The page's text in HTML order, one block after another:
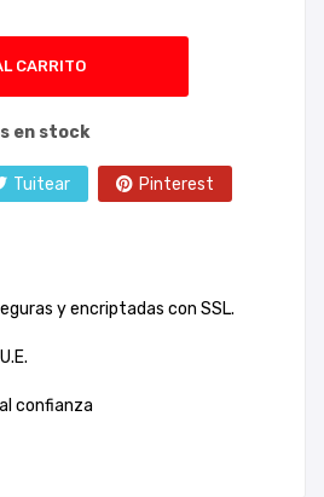
CARRITO
en stock
Tuitear Pinterest
y encriptadas con SSL.
confianza